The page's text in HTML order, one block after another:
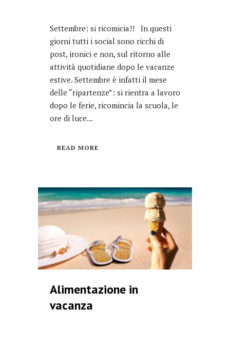
Settembre: si ricomicia!! In questi
giorni tutti i social sono ricchi di
post, ironici e non, sul ritorno alle
attività quotidiane dopo le vacanze
estive. Settembre è infatti il mese
delle “ripartenze”: si rientra a lavoro
dopo le ferie, ricomincia la scuola, le
ore di luce...
READ MORE
Alimentazione in
vacanza